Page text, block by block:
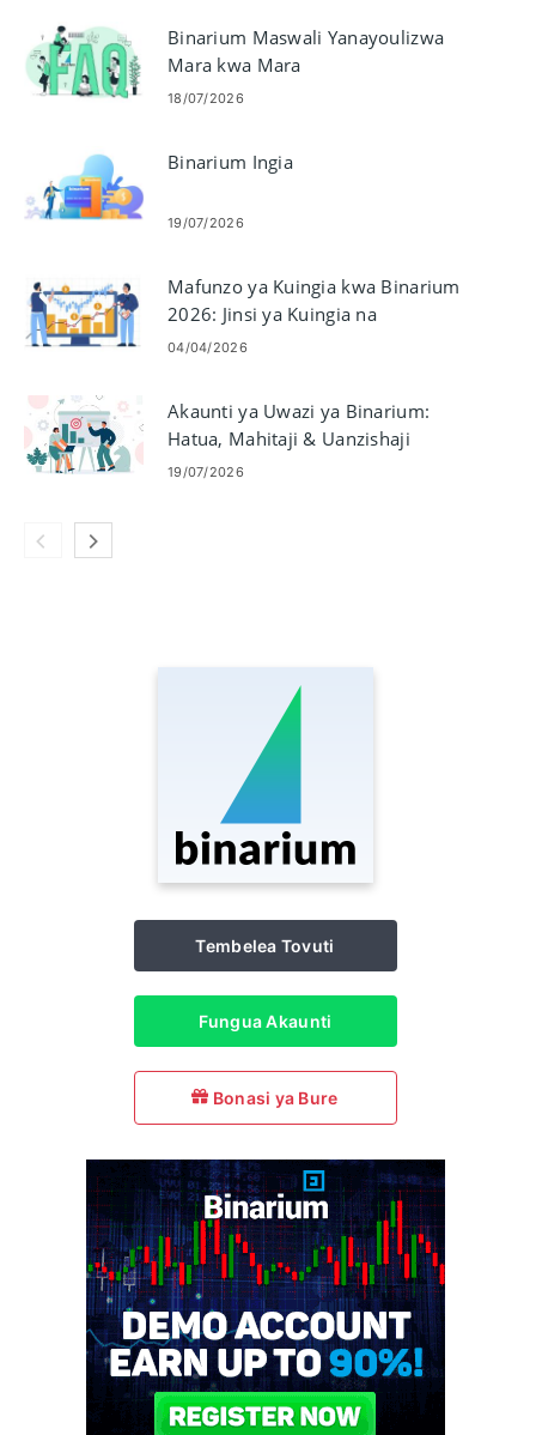
Binarium Maswali Yanayoulizwa
Mara kwa Mara
18/07/2026
Binarium Ingia
19/07/2026
Mafunzo ya Kuingia kwa Binarium
2026: Jinsi ya Kuingia na
Kurekebisha Masuala ya Kuingia
04/04/2026
Akaunti ya Uwazi ya Binarium:
Hatua, Mahitaji & Uanzishaji
19/07/2026
Tembelea Tovuti
Fungua Akaunti
Bonasi ya Bure